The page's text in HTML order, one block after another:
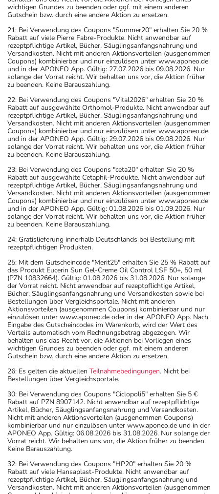
wichtigen Grundes zu beenden oder ggf. mit einem anderen
Gutschein bzw. durch eine andere Aktion zu ersetzen.
21: Bei Verwendung des Coupons "Summer20" erhalten Sie 20 %
Rabatt auf viele Pierre Fabre-Produkte. Nicht anwendbar auf
rezeptpflichtige Artikel, Bücher, Säuglingsanfangsnahrung und
Versandkosten. Nicht mit anderen Aktionsvorteilen (ausgenommen
Coupons) kombinierbar und nur einzulösen unter www.aponeo.de
und in der APONEO App. Gültig: 27.07.2026 bis 09.08.2026. Nur
solange der Vorrat reicht. Wir behalten uns vor, die Aktion früher
zu beenden. Keine Barauszahlung.
22: Bei Verwendung des Coupons "Vital2026" erhalten Sie 20 %
Rabatt auf ausgewählte Orthomol-Produkte. Nicht anwendbar auf
rezeptpflichtige Artikel, Bücher, Säuglingsanfangsnahrung und
Versandkosten. Nicht mit anderen Aktionsvorteilen (ausgenommen
Coupons) kombinierbar und nur einzulösen unter www.aponeo.de
und in der APONEO App. Gültig: 29.07.2026 bis 09.08.2026. Nur
solange der Vorrat reicht. Wir behalten uns vor, die Aktion früher
zu beenden. Keine Barauszahlung.
23: Bei Verwendung des Coupons "ceta20" erhalten Sie 20 %
Rabatt auf ausgewählte Cetaphil-Produkte. Nicht anwendbar auf
rezeptpflichtige Artikel, Bücher, Säuglingsanfangsnahrung und
Versandkosten. Nicht mit anderen Aktionsvorteilen (ausgenommen
Coupons) kombinierbar und nur einzulösen unter www.aponeo.de
und in der APONEO App. Gültig: 01.08.2026 bis 01.09.2026. Nur
solange der Vorrat reicht. Wir behalten uns vor, die Aktion früher
zu beenden. Keine Barauszahlung.
24: Gratislieferung innerhalb Deutschlands bei Bestellung mit
rezeptpflichtigen Produkten.
25: Mit dem Gutscheincode "Merit25" erhalten Sie 25 % Rabatt auf
das Produkt Eucerin Sun Gel-Creme Oil Control LSF 50+, 50 ml
(PZN 10832664). Gültig: 01.08.2026 bis 31.08.2026. Nur solange
der Vorrat reicht. Nicht anwendbar auf rezeptpflichtige Artikel,
Bücher, Säuglingsanfangsnahrung und Versandkosten sowie bei
Bestellungen über Vergleichsportale. Nicht mit anderen
Aktionsvorteilen (ausgenommen Coupons) kombinierbar und nur
einzulösen unter www.aponeo.de oder in der APONEO App. Nach
Eingabe des Gutscheincodes im Warenkorb, wird der Wert des
Vorteils automatisch vom Rechnungsbetrag abgezogen. Wir
behalten uns das Recht vor, die Aktionen bei Vorliegen eines
wichtigen Grundes zu beenden oder ggf. mit einem anderen
Gutschein bzw. durch eine andere Aktion zu ersetzen.
26: Es gelten die aktuellen Teilnahmebedingungen. Nicht bei
Bestellungen über Vergleichsportale.
30: Bei Verwendung des Coupons "Ciclopoli5" erhalten Sie 5 €
Rabatt auf PZN 8907142. Nicht anwendbar auf rezeptpflichtige
Artikel, Bücher, Säuglingsanfangsnahrung und Versandkosten.
Nicht mit anderen Aktionsvorteilen (ausgenommen Coupons)
kombinierbar und nur einzulösen unter www.aponeo.de und in der
APONEO App. Gültig: 06.08.2026 bis 31.08.2026. Nur solange der
Vorrat reicht. Wir behalten uns vor, die Aktion früher zu beenden.
Keine Barauszahlung.
32: Bei Verwendung des Coupons "HP20" erhalten Sie 20 %
Rabatt auf viele Hansaplast-Produkte. Nicht anwendbar auf
rezeptpflichtige Artikel, Bücher, Säuglingsanfangsnahrung und
Versandkosten. Nicht mit anderen Aktionsvorteilen (ausgenommen